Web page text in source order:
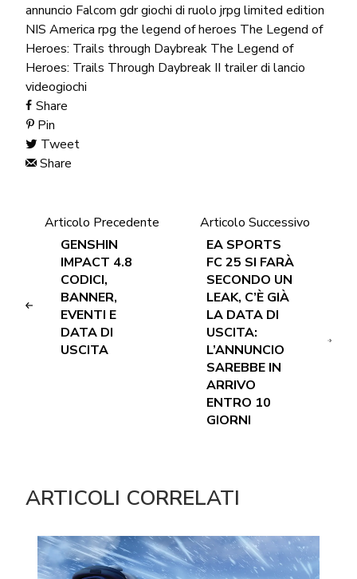
annuncio Falcom gdrgiochi di ruolo jrpg limited edition
NIS America rpg the legend of heroes The Legend of
Heroes: Trails through Daybreak The Legend of
Heroes: Trails Through Daybreak II trailer di lancio
videogiochi
Share
Pin
Tweet
Share
Articolo Precedente
GENSHIN
IMPACT 4.8
CODICI,
BANNER,
EVENTI E
DATA DI
USCITA
Articolo Successivo
EA SPORTS
FC 25 SI FARÀ
SECONDO UN
LEAK, C’È GIÀ
LA DATA DI
USCITA:
L’ANNUNCIO
SAREBBE IN
ARRIVO
ENTRO 10
GIORNI
ARTICOLI CORRELATI